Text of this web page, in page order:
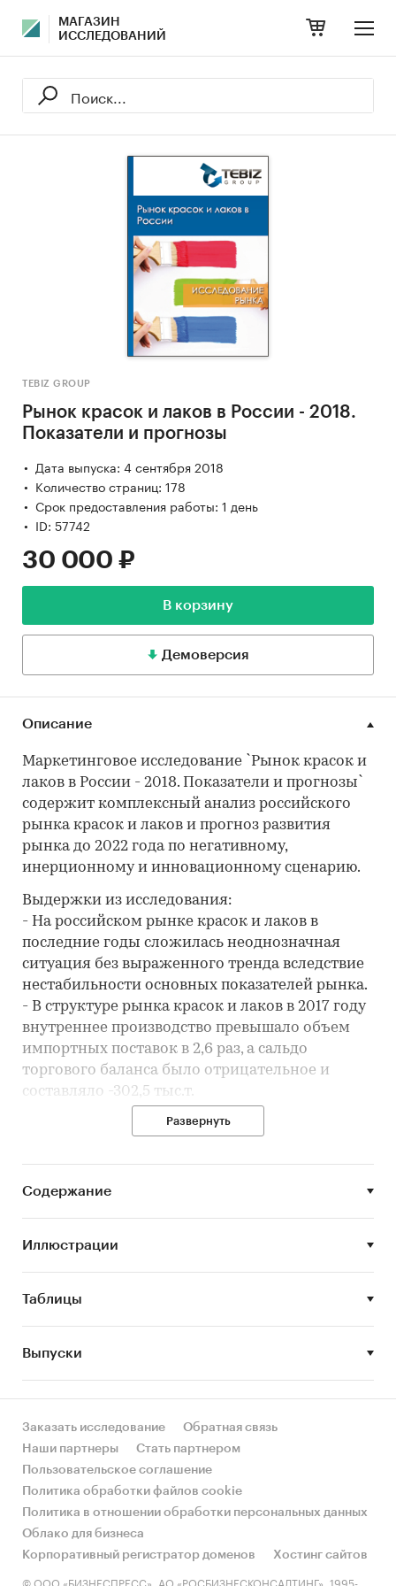
МАГАЗИН
ИССЛЕДОВАНИЙ
TEBIZ GROUP
Рынок красок и лаков в России - 2018.
Показатели и прогнозы
Дата выпуска: 4 сентября 2018
Количество страниц: 178
Срок предоставления работы: 1 день
ID: 57742
30 000 ₽
В корзину
Демоверсия
Описание
Маркетинговое исследование `Рынок красок и
лаков в России - 2018. Показатели и прогнозы`
содержит комплексный анализ российского
рынка красок и лаков и прогноз развития
рынка до 2022 года по негативному,
инерционному и инновационному сценарию.
Выдержки из исследования:
- На российском рынке красок и лаков в
последние годы сложилась неоднозначная
ситуация без выраженного тренда вследствие
нестабильности основных показателей рынка.
- В структуре рынка красок и лаков в 2017 году
внутреннее производство превышало объем
импортных поставок в 2,6 раз, а сальдо
торгового баланса было отрицательное и
составляло -302,5 тыс.т.
показывает Московская область с объемом
году является Польша (более 16%).
- Большую часть продукции российских
экспортеров покупает Казахстан (более 43%).
Период исследования:
2014-2017 гг., 2018-2022 гг. (прогноз)
Единицы измерения:
Количественные показатели в отчете
География исследования:
Российская Федерация и регионы РФ, страны
мира
Категории: Потребительские товары
Канцелярские товары / Краски
Россия
Развернуть
Содержание
Иллюстрации
Таблицы
Выпуски
Заказать исследование
Обратная связь
Наши партнеры
Стать партнером
Пользовательское соглашение
Политика обработки файлов cookie
Политика в отношении обработки персональных данных
Облако для бизнеса
Корпоративный регистратор доменов
Хостинг сайтов
© ООО «БИЗНЕСПРЕСС», АО «РОСБИЗНЕСКОНСАЛТИНГ», 1995-